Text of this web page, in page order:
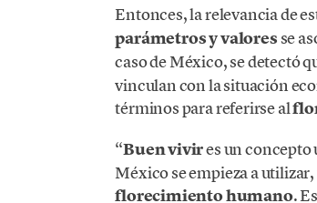
Entonces, la relevancia de
parámetros y valoresse
caso de México, se detectó
vinculan con la situación
términos para referirse al
“Buen vivires un concepto
México se empieza a
florecimiento humano.